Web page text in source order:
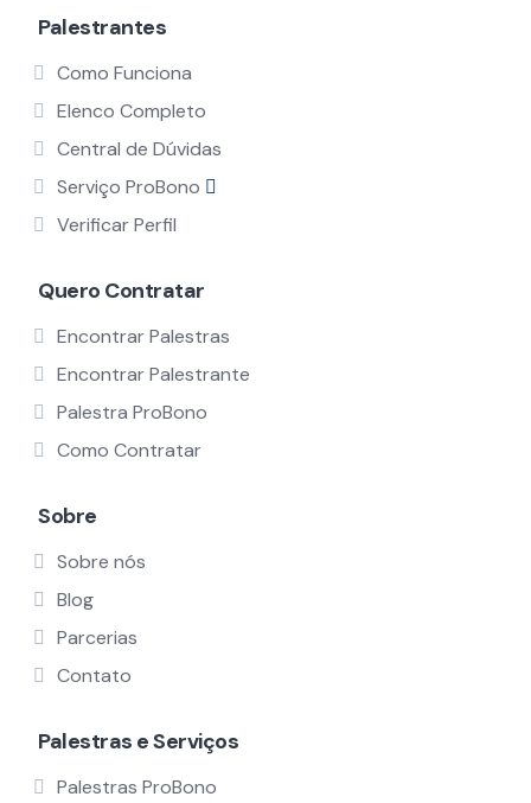
Palestrantes
Como Funciona
Elenco Completo
Central de Dúvidas
Serviço ProBono
Verificar Perfil
Quero Contratar
Encontrar Palestras
Encontrar Palestrante
Palestra ProBono
Como Contratar
Sobre
Sobre nós
Blog
Parcerias
Contato
Palestras e Serviços
Palestras ProBono